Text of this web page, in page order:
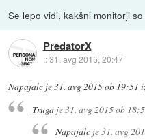
Se lepo vidi, kakšni monitorji
PredatorX
::31. avg 2015, 20:47
Napajalc je31. avg 2015 ob 19:51
Trugaje31. avg 2015 ob
Napajalc je31. avg